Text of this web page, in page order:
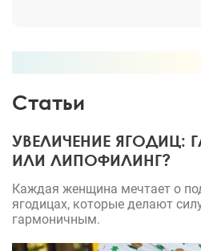
Статьи
УВЕЛИЧЕНИЕ ЯГОДИЦ:
ИЛИ ЛИПОФИЛИНГ?
Каждая женщина мечтает о
ягодицах, которые делают
гармоничным.